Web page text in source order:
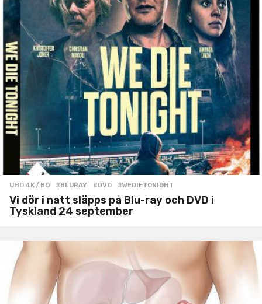
UHD 4K / BD #BLURAY ,#DVD ,#WEDIETONIGHT
Vi dör i natt släpps på Blu-ray och DVD i
Tyskland 24 september